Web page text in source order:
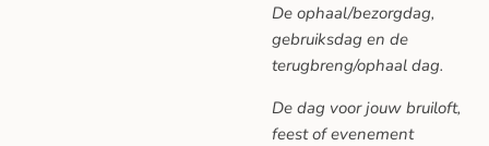
De ophaal/bezorgdag,
gebruiksdag en de
terugbreng/ophaal dag.
De dag voor jouw bruiloft,
feest of evenement